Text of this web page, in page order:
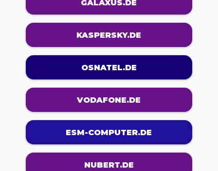
GALAXUS.DE
KASPERSKY.DE
OSNATEL.DE
VODAFONE.DE
ESM-COMPUTER.DE
NUBERT.DE